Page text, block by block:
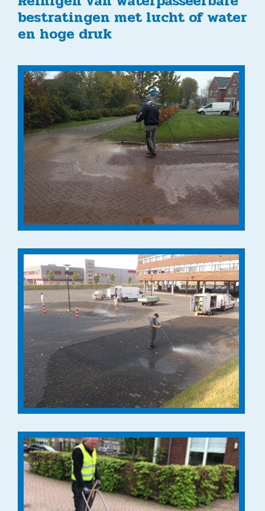
bestratingen met lucht of water
en hoge druk